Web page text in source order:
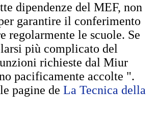
dipendenze del MEF, non
garantire il conferimento
regolarmente le scuole. Se
più complicato del
richieste dal Miur
pacificamente accolte ".
pagine de La Tecnica della